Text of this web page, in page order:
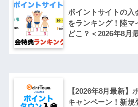
ポイントサイトの入
をランキング！陸マ
どこ？＜2026年8月
【2026年8月最新】
キャンペーン！新規